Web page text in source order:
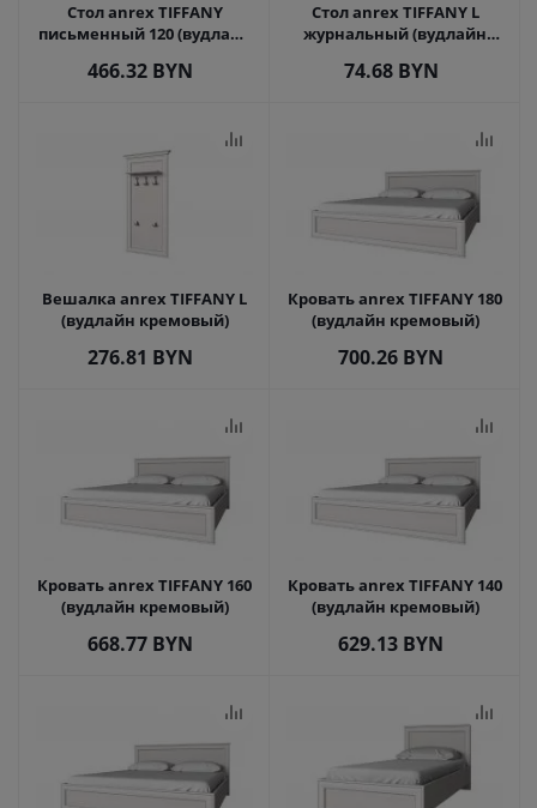
Стол anrex TIFFANY
письменный 120 (вудлайн
466.32 BYN
Стол anrex TIFFANY L
журнальный (вудлайн
74.68BYN
Вешалка anrex TIFFANY L
(вудлайн кремовый)
276.81 BYN
Кровать anrex TIFFANY 180
(вудлайн кремовый)
700.26 BYN
Кровать anrex TIFFANY 160
(вудлайн кремовый)
668.77 BYN
Кровать anrex TIFFANY 140
(вудлайн кремовый)
629.13 BYN